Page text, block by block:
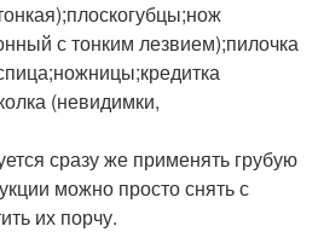
с тонким лезвием);пилочка
(невидимки,
сразу же применять грубую
можно просто снять с
их порчу.